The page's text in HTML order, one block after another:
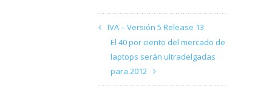
IVA – Versión 5 Release 13
El 40 por ciento del mercado de
laptops serán ultradelgadas
para 2012